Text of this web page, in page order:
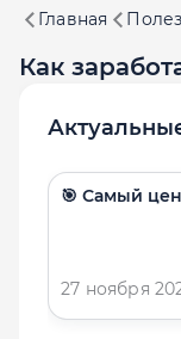
Главная
Как
🎯 Самый
27 ноября